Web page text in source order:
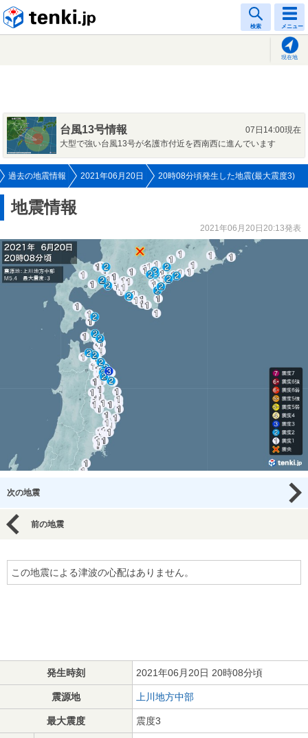
検索 メニュー
現在地
台風13号情報
07日14:00現在
大型で強い台風13号が名護市付近を西南西に進んでいます
過去の地震情報 2021年06月20日 20時08分頃発生した地震(最大震度3)
地震情報
2021年06月20日20:13発表
次の地震
前の地震
この地震による津波の心配はありません。
発生時刻 2021年06月20日 20時08分頃
震源地 上川地方中部
最大震度 震度3